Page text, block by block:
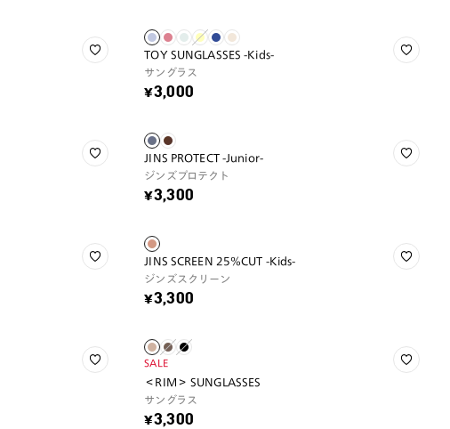
TOY SUNGLASSES -Kids-
サングラス
¥3,000
JINS PROTECT -Junior-
ジンズプロテクト
¥3,300
JINS SCREEN 25%CUT -Kids-
ジンズスクリーン
¥3,300
SALE
＜RIM＞ SUNGLASSES
サングラス
¥3,300